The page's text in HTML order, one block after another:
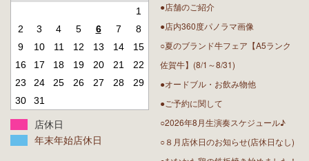
1
2
3 4 5 6 7
8
9
10 11 12 13 14
15
16
17 18 19 20 21
22
23
24 25 26 27 28
29
30
31
店休日
年末年始店休日
●店舗のご紹介
●店内360度パノラマ画像
○夏のブランド牛フェア【A5ランク
佐賀牛】(8/1～8/31)
●オードブル・お飲み物他
●ご予約に関して
○2026年8月生演奏スケジュール♪
○８月店休日のお知らせ(店休日なし)